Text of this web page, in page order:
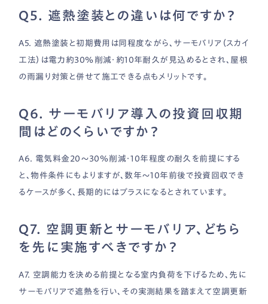
Q5. 遮熱塗装との違いは何ですか？
A5. 遮熱塗装と初期費用は同程度ながら、サーモバリア（スカイ
工法）は電力約30％削減・約10年耐久が見込めるとされ、屋根
の雨漏り対策と併せて施工できる点もメリットです。
Q6. サーモバリア導入の投資回収期
間はどのくらいですか？
A6. 電気料金20〜30％削減・10年程度の耐久を前提にする
と、物件条件にもよりますが、数年〜10年前後で投資回収でき
るケースが多く、長期的にはプラスになるとされています。
Q7. 空調更新とサーモバリア、どちら
を先に実施すべきですか？
A7. 空調能力を決める前提となる室内負荷を下げるため、先に
サーモバリアで遮熱を行い、その実測結果を踏まえて空調更新